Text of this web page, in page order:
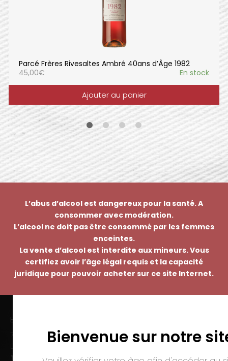
Parcé Frères Rivesaltes Ambré 40ans d’Âge 1982
45,00€ En stock
Ajouter au panier
L’abus d’alcool est dangereux pour la santé. A
consommer avec modération.
L’alcool ne doit pas être consommé par les femmes
enceintes.
La vente d’alcool est interdite aux mineurs. Vous
certifiez avoir l’âge légal requis et la capacité
juridique pour pouvoir acheter sur ce site Internet.
Bienvenue sur notre
EMMANUEL NASTI
7 avenue Pierre Pflimlin – ZAC Espale
Tél. :
03 89 46 50 35